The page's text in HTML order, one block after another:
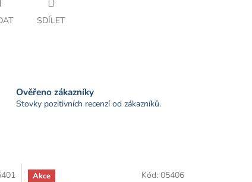
SDÍLET
Ověřeno zákazníky
Stovky pozitivních recenzí od zákazníků.
Akce
Kód: 05406